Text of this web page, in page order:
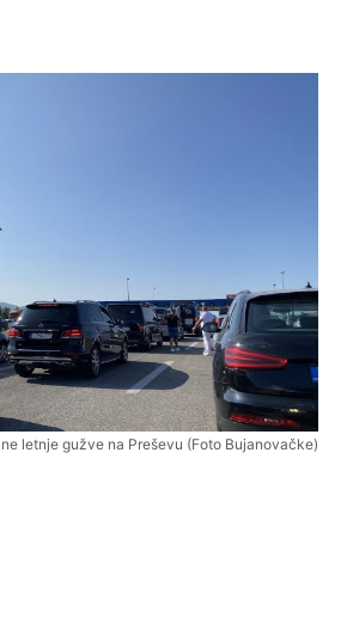
letnje gužve na Preševu (Foto Bujanovačke)